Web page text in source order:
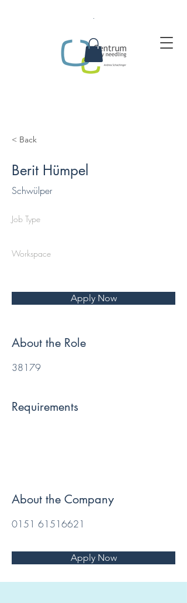
.
< Back
Berit Hümpel
Schwülper
Job Type
Workspace
Apply Now
About the Role
38179
Requirements
About the Company
0151 61516621
Apply Now